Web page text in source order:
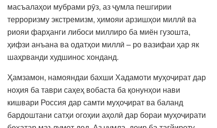
масъалаҳои мубрами рӯз, аз ҷумла пешгирии
терроризму экстремизм, ҳимояи арзишҳои миллӣ ва
риояи фарҳанги либоси миллиро ба миён гузошта,
ҳифзи анъана ва одатҳои миллӣ – ро вазифаи ҳар як
шаҳрванди худшинос хонданд.
Ҳамзамон, намояндаи бахши Хадамоти муҳоҷират дар
ноҳия ба таври саҳеҳ вобаста ба қонунҳои нави
кишвари Россия дар самти муҳоҷират ва баланд
бардоштани сатҳи огоҳии аҳолӣ дар бораи муҳоҷирати